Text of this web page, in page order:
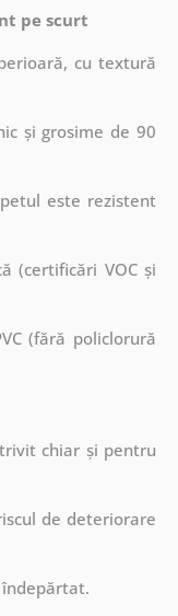
pe scurt
cu textură
și grosime de 90
este rezistent
(certificări VOC și
(fără policlorură
chiar și pentru
de deteriorare